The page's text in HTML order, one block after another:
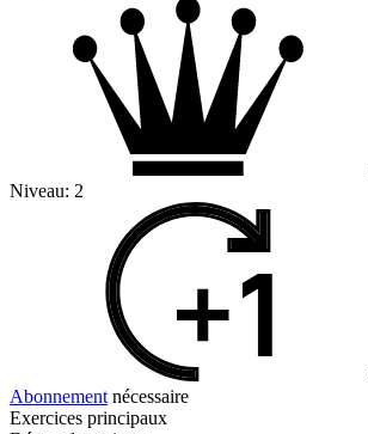
Niveau: 2
Abonnement nécessaire
Exercices principaux